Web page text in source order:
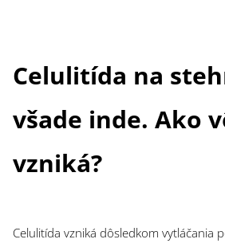
Celulitída na
všade inde. Ako
vzniká?
Celulitída vzniká dôsledkom vytláčania